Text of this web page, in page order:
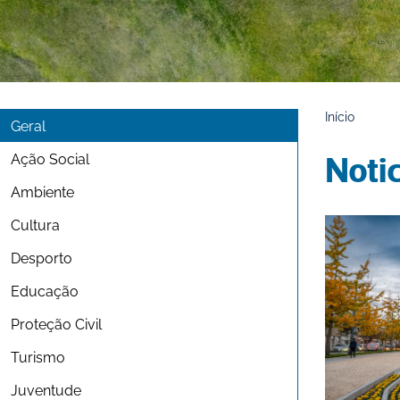
Geral
Ação Social
Ambiente
Cultura
Desporto
Educação
Proteção Civil
Turismo
Juventude
Início